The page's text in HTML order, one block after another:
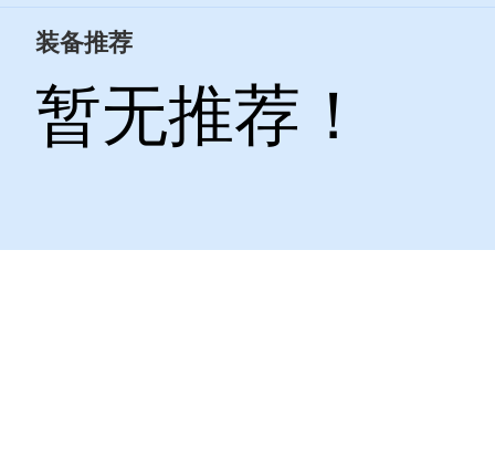
装备推荐
暂无推荐！